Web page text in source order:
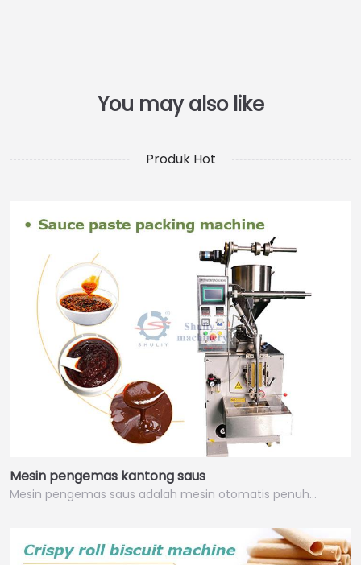
Produk Hot
Mesin pengemas kantong saus
Mesin pengemas saus adalah mesin otomatis penuh…